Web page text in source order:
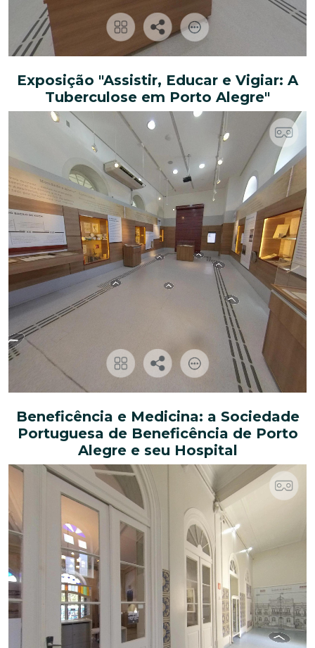
Exposição "Assistir, Educar e Vigiar: A
Tuberculose em Porto Alegre"
Beneficência e Medicina: a Sociedade
Portuguesa de Beneficência de Porto
Alegre e seu Hospital